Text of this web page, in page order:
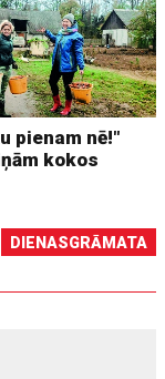
pienam nē!"
kokos
DIENASGRĀMATA